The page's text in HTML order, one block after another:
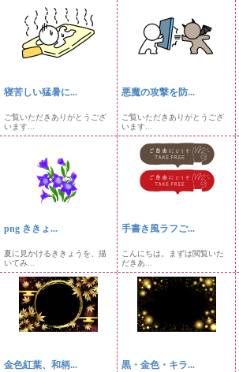
寝苦しい猛暑に...
ご覧いただきありがとうござ
います...
悪魔の攻撃を防...
ご覧いただきありがとうござ
います...
png ききょ...
夏に見かけるききょうを、描
いてみ...
手書き風ラフご...
こんにちは。まずは閲覧いた
だきあ...
金色紅葉、和柄... 黒・金色・キラ...